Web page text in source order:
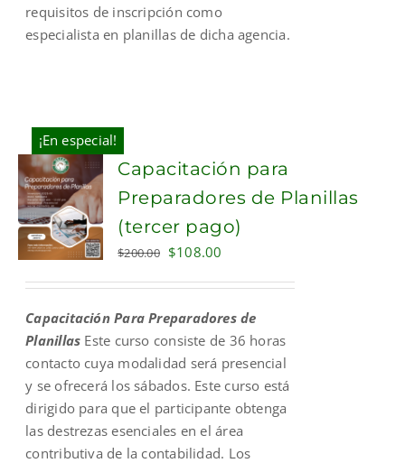
requisitos de inscripción como
especialista en planillas de dicha agencia.
¡En especial!
ADD TO
CART
Capacitación para
Preparadores de Planillas
(tercer pago)
$200.00 Original
$200.00.
$108.00
$108.00.
Capacitación Para Preparadores de
Planillas Este curso consiste de 36 horas
contacto cuya modalidad será presencial
y se ofrecerá los sábados. Este curso está
dirigido para que el participante obtenga
las destrezas esenciales en el área
contributiva de la contabilidad. Los